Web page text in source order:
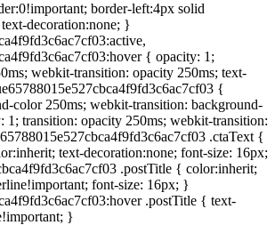
border-left:4px solid
decoration:none; }
{ opacity: 1;
webkit-transition: opacity 250ms; text-
{
color 250ms; webkit-transition: background-
1; transition: opacity 250ms; webkit-transition:
.ctaText {
text-decoration:none; font-size: 16px;
.postTitle { color:inherit;
font-size: 16px; }
.postTitle { text-
}